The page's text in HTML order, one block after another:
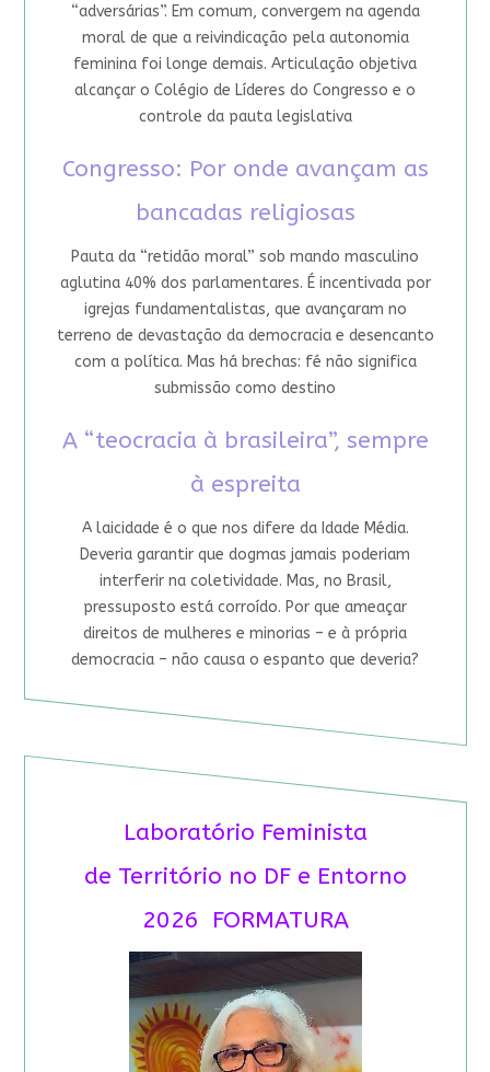
“adversárias”. Em comum, convergem na agenda
moral de que a reivindicação pela autonomia
feminina foi longe demais. Articulação objetiva
alcançar o Colégio de Líderes do Congresso e o
controle da pauta legislativa
Congresso: Por onde avançam as
bancadas religiosas
Pauta da “retidão moral” sob mando masculino
aglutina 40% dos parlamentares. É incentivada por
igrejas fundamentalistas, que avançaram no
terreno de devastação da democracia e desencanto
com a política. Mas há brechas: fé não significa
submissão como destino
A “teocracia à brasileira”, sempre
à espreita
A laicidade é o que nos difere da Idade Média.
Deveria garantir que dogmas jamais poderiam
interferir na coletividade. Mas, no Brasil,
pressuposto está corroído. Por que ameaçar
direitos de mulheres e minorias – e à própria
democracia – não causa o espanto que deveria?
Laboratório Feminista
de Território no DF e Entorno
2026 FORMATURA